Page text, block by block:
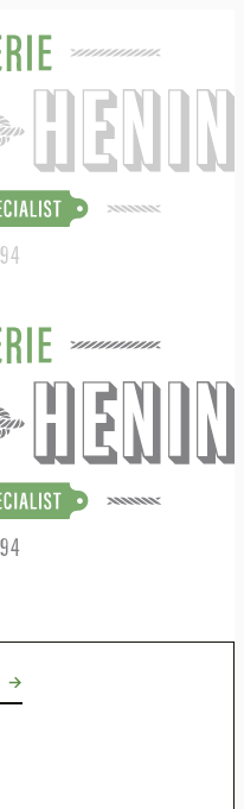
→